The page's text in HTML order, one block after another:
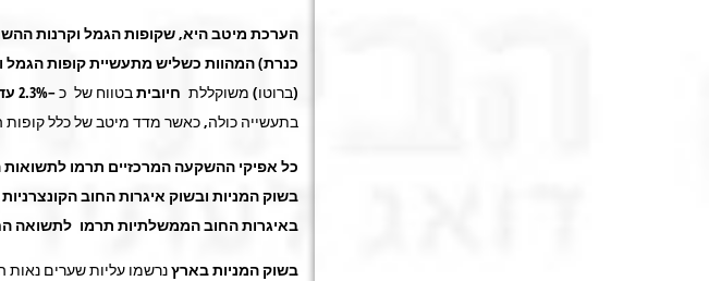
הערכת מיטב היא, שקופות הגמל וקרנות
כנרת) המהוות כשליש מתעשיית קופות הגמל
(ברוטו) משוקללת חיוביתבטווח של כ –2.3% עד 2.8%.
בתעשייה כולה, כאשר מדד מיטב של כלל
כל אפיקי ההשקעה המרכזיים תרמו לתשואות
בשוק המניות ובשוק איגרות החוב
באיגרות החוב הממשלתיות תרמו לתשואה
בשוק המניות בארץנרשמו עליות שערים נאות